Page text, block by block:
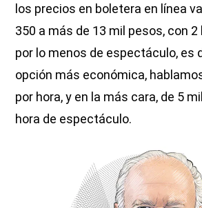
los precios en boletera en línea
350 a más de 13 mil pesos, con
por lo menos de espectáculo, es
opción más económica,
por hora, y en la más cara, de 5
hora de espectáculo.